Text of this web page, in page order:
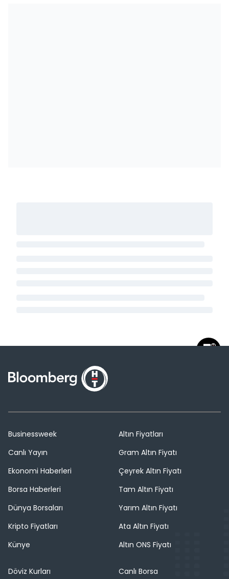
Businessweek
Canlı Yayın
Ekonomi Haberleri
Borsa Haberleri
Dünya Borsaları
Kripto Fiyatları
Künye
Altın Fiyatları
Gram Altın Fiyatı
Çeyrek Altın Fiyatı
Tam Altın Fiyatı
Yarım Altın Fiyatı
Ata Altın Fiyatı
Altın ONS Fiyatı
Döviz Kurları
Canlı Borsa